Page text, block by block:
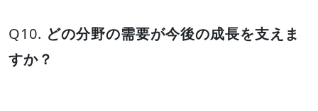
Q10. どの分野の需要が今後の成長を支えま
すか？